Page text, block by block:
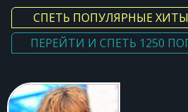
СПЕТЬ ПОПУЛЯРНЫЕ
ПЕРЕЙТИ И СПЕТЬ 1250